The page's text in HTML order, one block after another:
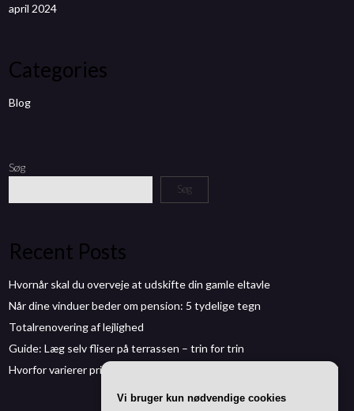
april 2024
Categories
Blog
Søg
Søg
Recent Posts
Hvornår skal du overveje at udskifte din gamle eltavle
Når dine vinduer beder om pension: 5 tydelige tegn
Totalrenovering af lejlighed
Guide: Læg selv fliser på terrassen – trin for trin
Hvorfor varierer prisen på sælgeransvarsforsikring fra bolig til bolig?
Vi bruger kun nødvendige cookies